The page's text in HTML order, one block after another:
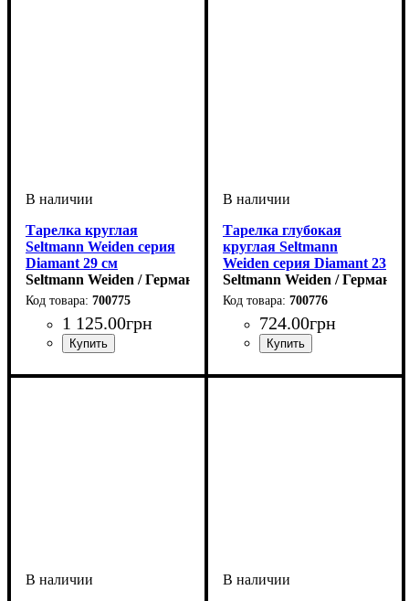
Тарелка круглая
Seltmann Weiden серия
Diamant 29 см
Seltmann Weiden / Германия
700775
1 125.00грн
Тарелка глубокая
круглая Seltmann
Weiden серия Diamant 23
см
Seltmann Weiden / Германия
700776
724.00грн